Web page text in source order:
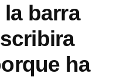
barra
ha